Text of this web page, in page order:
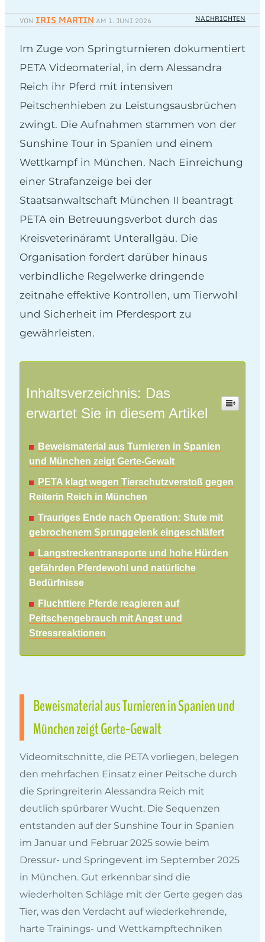
VON IRIS MARTIN AM 1. JUNI 2026 NACHRICHTEN
Im Zuge von Springturnieren dokumentiert
PETA Videomaterial, in dem Alessandra
Reich ihr Pferd mit intensiven
Peitschenhieben zu Leistungsausbrüchen
zwingt. Die Aufnahmen stammen von der
Sunshine Tour in Spanien und einem
Wettkampf in München. Nach Einreichung
einer Strafanzeige bei der
Staatsanwaltschaft München II beantragt
PETA ein Betreuungsverbot durch das
Kreisveterinäramt Unterallgäu. Die
Organisation fordert darüber hinaus
verbindliche Regelwerke dringende
zeitnahe effektive Kontrollen, um Tierwohl
und Sicherheit im Pferdesport zu
gewährleisten.
Inhaltsverzeichnis: Das
erwartet Sie in diesem Artikel
Beweismaterial aus Turnieren in Spanien
und München zeigt Gerte-Gewalt
PETA klagt wegen Tierschutzverstoß gegen
Reiterin Reich in München
Trauriges Ende nach Operation: Stute mit
gebrochenem Sprunggelenk eingeschläfert
Langstreckentransporte und hohe Hürden
gefährden Pferdewohl und natürliche
Bedürfnisse
Fluchttiere Pferde reagieren auf
Peitschengebrauch mit Angst und
Stressreaktionen
Beweismaterial aus Turnieren in Spanien und
München zeigt Gerte-Gewalt
Videomitschnitte, die PETA vorliegen, belegen
den mehrfachen Einsatz einer Peitsche durch
die Springreiterin Alessandra Reich mit
deutlich spürbarer Wucht. Die Sequenzen
entstanden auf der Sunshine Tour in Spanien
im Januar und Februar 2025 sowie beim
Dressur- und Springevent im September 2025
in München. Gut erkennbar sind die
wiederholten Schläge mit der Gerte gegen das
Tier, was den Verdacht auf wiederkehrende,
harte Trainings- und Wettkampftechniken